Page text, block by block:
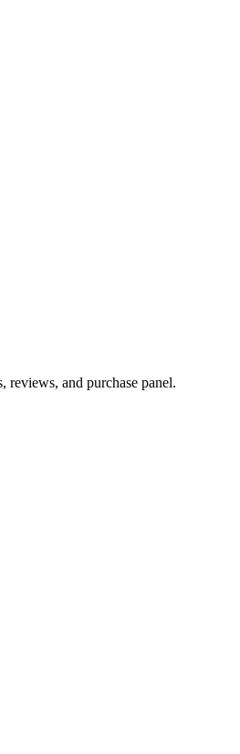
reviews, and purchase panel.